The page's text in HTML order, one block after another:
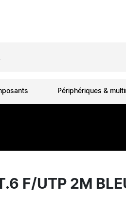
Périphériques &
F/UTP 2M